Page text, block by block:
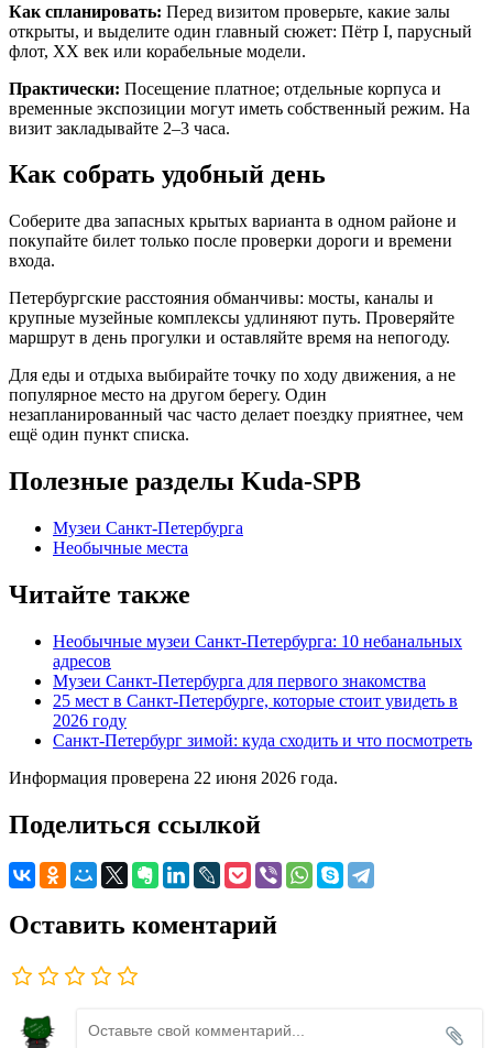
Как спланировать: Перед визитом проверьте, какие залы
открыты, и выделите один главный сюжет: Пётр I, парусный
флот, XX век или корабельные модели.
Практически: Посещение платное; отдельные корпуса и
временные экспозиции могут иметь собственный режим. На
визит закладывайте 2–3 часа.
Как собрать удобный день
Соберите два запасных крытых варианта в одном районе и
покупайте билет только после проверки дороги и времени
входа.
Петербургские расстояния обманчивы: мосты, каналы и
крупные музейные комплексы удлиняют путь. Проверяйте
маршрут в день прогулки и оставляйте время на непогоду.
Для еды и отдыха выбирайте точку по ходу движения, а не
популярное место на другом берегу. Один
незапланированный час часто делает поездку приятнее, чем
ещё один пункт списка.
Полезные разделы Kuda-SPB
Музеи Санкт-Петербурга
Необычные места
Читайте также
Необычные музеи Санкт-Петербурга: 10 небанальных
адресов
Музеи Санкт-Петербурга для первого знакомства
25 мест в Санкт-Петербурге, которые стоит увидеть в
2026 году
Санкт-Петербург зимой: куда сходить и что посмотреть
Информация проверена 22 июня 2026 года.
Поделиться ссылкой
Оставить коментарий